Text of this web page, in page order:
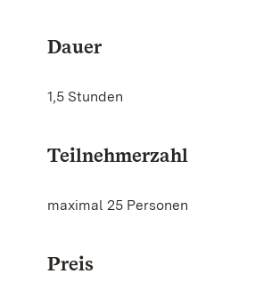
Dauer
1,5 Stunden
Teilnehmerzahl
maximal 25 Personen
Preis